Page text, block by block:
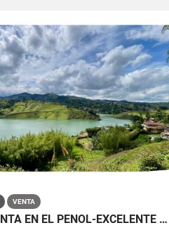
VENTA
LOTE EN VENTA EN EL PEÑOL-EXCELENTE VISTA Y ACCESO A REPRESA